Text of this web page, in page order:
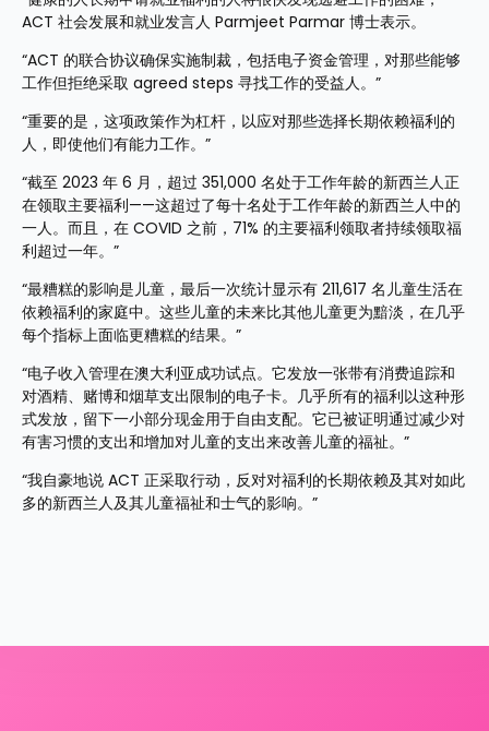
ACT 社会发展和就业发言人 Parmjeet Parmar 博士表示。
“ACT 的联合协议确保实施制裁，包括电子资金管理，对那些能够
工作但拒绝采取 agreed steps 寻找工作的受益人。”
“重要的是，这项政策作为杠杆，以应对那些选择长期依赖福利的
人，即使他们有能力工作。”
“截至 2023 年 6 月，超过 351,000 名处于工作年龄的新西兰人正
在领取主要福利——这超过了每十名处于工作年龄的新西兰人中的
一人。而且，在 COVID 之前，71% 的主要福利领取者持续领取福
利超过一年。”
“最糟糕的影响是儿童，最后一次统计显示有 211,617 名儿童生活在
依赖福利的家庭中。这些儿童的未来比其他儿童更为黯淡，在几乎
每个指标上面临更糟糕的结果。”
“电子收入管理在澳大利亚成功试点。它发放一张带有消费追踪和
对酒精、赌博和烟草支出限制的电子卡。几乎所有的福利以这种形
式发放，留下一小部分现金用于自由支配。它已被证明通过减少对
有害习惯的支出和增加对儿童的支出来改善儿童的福祉。”
“我自豪地说 ACT 正采取行动，反对对福利的长期依赖及其对如此
多的新西兰人及其儿童福祉和士气的影响。”